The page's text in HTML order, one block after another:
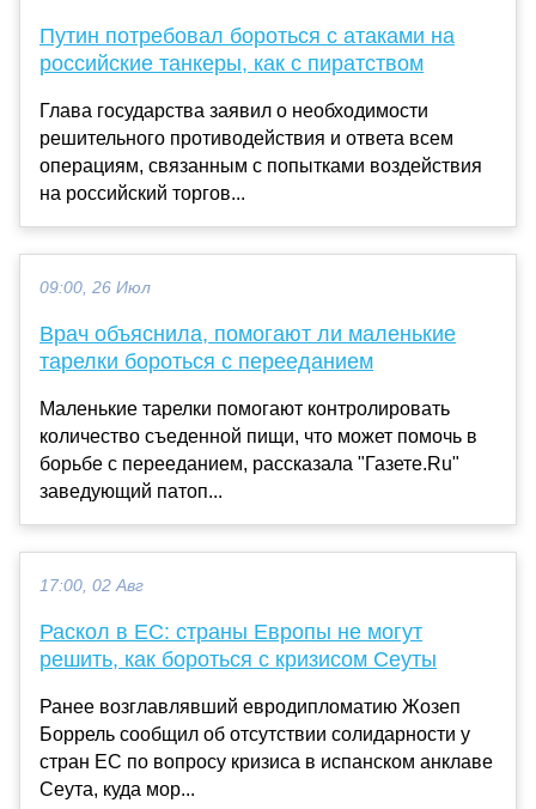
Путин потребовал бороться с атаками на
российские танкеры, как с пиратством
Глава государства заявил о необходимости
решительного противодействия и ответа всем
операциям, связанным с попытками воздействия
на российский торгов...
09:00, 26 Июл
Врач объяснила, помогают ли маленькие
тарелки бороться с перееданием
Маленькие тарелки помогают контролировать
количество съеденной пищи, что может помочь в
борьбе с перееданием, рассказала "Газете.Ru"
заведующий патоп...
17:00, 02 Авг
Раскол в ЕС: страны Европы не могут
решить, как бороться с кризисом Сеуты
Ранее возглавлявший евродипломатию Жозеп
Боррель сообщил об отсутствии солидарности у
стран ЕС по вопросу кризиса в испанском анклаве
Сеута, куда мор...